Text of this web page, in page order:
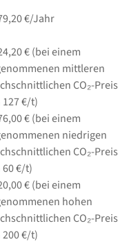
€/Jahr
€ (bei einem
mittleren
CO₂-Preis
€/t)
€ (bei einem
niedrigen
CO₂-Preis
€/t)
€ (bei einem
hohen
CO₂-Preis
€/t)